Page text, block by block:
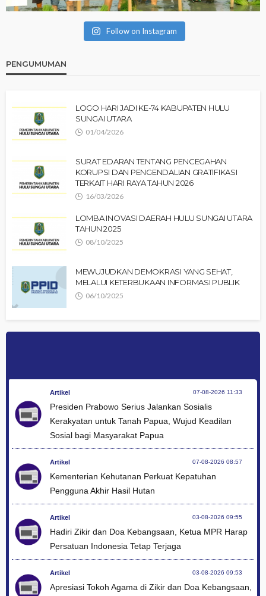
Follow on Instagram
PENGUMUMAN
LOGO HARI JADI KE-74 KABUPATEN HULU
SUNGAI UTARA
01/04/2026
SURAT EDARAN TENTANG PENCEGAHAN
KORUPSI DAN PENGENDALIAN GRATIFIKASI
TERKAIT HARI RAYA TAHUN 2026
16/03/2026
LOMBA INOVASI DAERAH HULU SUNGAI UTARA
TAHUN 2025
08/10/2025
MEWUJUDKAN DEMOKRASI YANG SEHAT,
MELALUI KETERBUKAAN INFORMASI PUBLIK
06/10/2025
Artikel 07-08-2026 11:33
Presiden Prabowo Serius Jalankan Sosialis
Kerakyatan untuk Tanah Papua, Wujud Keadilan
Sosial bagi Masyarakat Papua
Artikel 07-08-2026 08:57
Kementerian Kehutanan Perkuat Kepatuhan
Pengguna Akhir Hasil Hutan
Artikel 03-08-2026 09:55
Hadiri Zikir dan Doa Kebangsaan, Ketua MPR Harap
Persatuan Indonesia Tetap Terjaga
Artikel 03-08-2026 09:53
Apresiasi Tokoh Agama di Zikir dan Doa Kebangsaan,